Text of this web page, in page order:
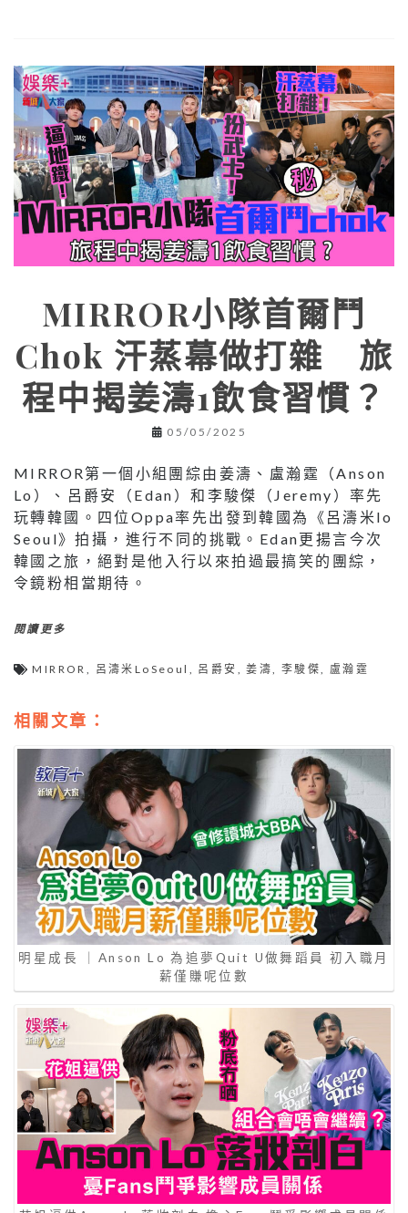
MIRROR小隊首爾鬥
Chok 汗蒸幕做打雜 旅
程中揭姜濤1飲食習慣？
05/05/2025
MIRROR第一個小組團綜由姜濤、盧瀚霆（Anson
Lo）、呂爵安（Edan）和李駿傑（Jeremy）率先
玩轉韓國。四位Oppa率先出發到韓國為《呂濤米lo
Seoul》拍攝，進行不同的挑戰。Edan更揚言今次
韓國之旅，絕對是他入行以來拍過最搞笑的團綜，
令鏡粉相當期待。
閱讀更多
MIRROR 呂濤米LoSeoul 呂爵安 ,姜濤 ,李駿傑 盧瀚霆
相關文章：
明星成長 ｜Anson Lo 為追夢Quit U做舞蹈員 初入職月
薪僅賺呢位數